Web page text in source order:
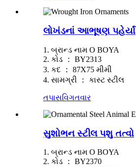
લોખંડનાં આભૂષણ પહેર્યાં
1. બ્રાન્ડ નામ O BOYA
2. કોડ ： BY2313
3. કદ ： 87X75 મીમી
4. સામગ્રી ： કાસ્ટ સ્ટીલ
તપાસવિગતવાર
સુશોભન સ્ટીલ પશુ તત્વો
1. બ્રાન્ડ નામ O BOYA
2. કોડ ： BY2370